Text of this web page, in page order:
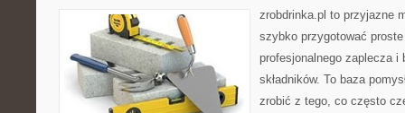
zrobdrinka.pl to przyjazne
szybko przygotować
profesjonalnego zaplecza i
składników. To baza
zrobić z tego, co często